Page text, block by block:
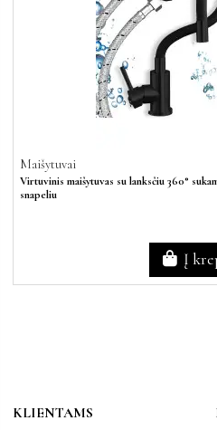
Maišytuvai
Virtuvinis maišytuvas su lanksčiu 360°
snapeliu
Į
KLIENTAMS